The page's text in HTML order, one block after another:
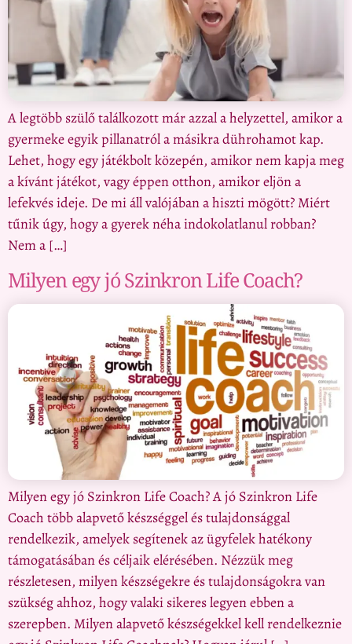
A legtöbb szülő találkozott már azzal a helyzettel, amikor a
gyermeke egyik pillanatról a másikra dührohamot kap.
Lehet, hogy egy játékbolt közepén, amikor nem kapja meg
a kívánt játékot, vagy éppen otthon, amikor eljön a
lefekvés ideje. De mi áll valójában a hiszti mögött? Miért
tűnik úgy, hogy a gyerek néha indokolatlanul robban?
Nem a […]
Milyen egy jó Szinkron Life Coach?
Milyen egy jó Szinkron Life Coach? A jó Szinkron Life
Coach több alapvető készséggel és tulajdonsággal
rendelkezik, amelyek segítenek az ügyfelek hatékony
támogatásában és céljaik elérésében. Nézzük meg
részletesen, milyen készségekre és tulajdonságokra van
szükség ahhoz, hogy valaki sikeres legyen ebben a
szerepben. Milyen alapvető készségekkel kell rendelkeznie